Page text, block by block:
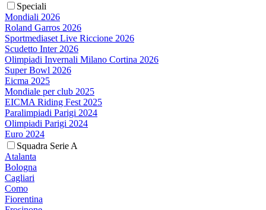
Speciali
Mondiali 2026
Roland Garros 2026
Sportmediaset Live Riccione 2026
Scudetto Inter 2026
Olimpiadi Invernali Milano Cortina 2026
Super Bowl 2026
Eicma 2025
Mondiale per club 2025
EICMA Riding Fest 2025
Paralimpiadi Parigi 2024
Olimpiadi Parigi 2024
Euro 2024
Squadra Serie A
Atalanta
Bologna
Cagliari
Como
Fiorentina